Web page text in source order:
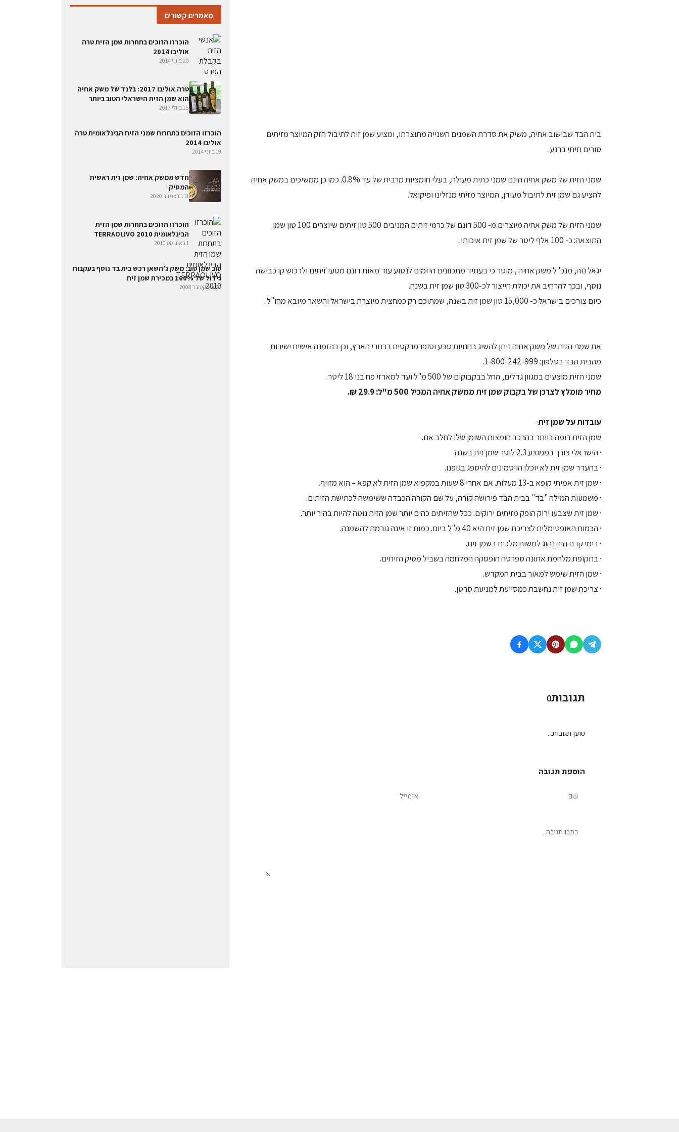
בית הבד שבישוב אחיה, משיק את סדרת השמנים השנייה מתוצרתו, ומציע שמן זית לתיבול חזק המיוצר מזיתים
סורים וזיתי ברנע.
שמני הזית של משק אחיה הינם שמני כתית מעולה, בעלי חומציות מרבית של עד 0.8%. כמו כן ממשיכים במשק אחיה
להציע גם שמן זית לתיבול מעודן, המיוצר מזיתי מנזלינו ופיקואל.
שמני הזית של משק אחיה מיוצרים מ- 500 דונם של כרמי זיתים המניבים 500 טון זיתים שיוצרים 100 טון שמן.
התוצאה: כ- 100 אלף ליטר של שמן זית איכותי.
יגאל נוה, מנכ"ל משק אחיה , מוסר כי בעתיד מתכוונים היזמים לנטוע עוד מאות דונם מטעי זיתים ולרכוש קו כבישה
נוסף, ובכך להרחיב את יכולת הייצור לכ-300 טון שמן זית בשנה.
כיום צורכים בישראל כ- 15,000 טון שמן זית בשנה, שמתוכם רק כמחצית מיוצרת בישראל והשאר מיובא מחו"ל.
את שמני הזית של משק אחיה ניתן להשיג בחנויות טבע וסופרמרקטים ברחבי הארץ, וכן בהזמנה אישית ישירות
מהבית הבד בטלפון: 1-800-242-999.
שמני הזית מוצעים במגוון גדלים, החל בבקבוקים של 500 מ"ל ועד למארזי פח בני 18 ליטר.
מחיר מומלץ לצרכן של בקבוק שמן זית ממשק אחיה המכיל 500 מ"ל: 29.9 ₪.
עובדות על שמן זית·
שמן הזית דומה ביותר בהרכב חומצות השומן שלו לחלב אם.
· הישראלי צורך בממוצע 2.3 ליטר שמן זית בשנה.
· בהעדר שמן זית לא יוכלו הויטמינים להיספג בגופנו.
· שמן זית אמיתי קופא ב-13 מעלות. אם אחרי 8 שעות במקפיא שמן הזית לא קפא – הוא מזויף.
· משמעות המילה "בד" בבית הבד פירושה קורה, על שם הקורה הכבדה ששימשה לכתישת הזיתים.
· שמן זית שצבעו ירוק הופק מזיתים ירוקים. ככל שהזיתים כהים יותר שמן הזית נוטה להיות בהיר יותר.
· הכמות האופטימלית לצריכת שמן זית היא 40 מ"ל ביום. כמות זו אינה גורמת להשמנה.
· בימי קדם היה נהוג למשוח מלכים בשמן זית.
· בתקופת מלחמת אתונה ספרטה הופסקה המלחמה בשביל מסיק הזיתים.
· שמן הזית שימש למאור בבית המקדש.
· צריכת שמן זית נחשבת כמסייעת למניעת סרטן.
תגובות0
טוען תגובות...
הוספת תגובה
מאמרים קשורים
הוכרזו הזוכים בתחרות שמן הזית טרה
אוליבו 2014
20 ביוני 2014
טרה אוליבו 2017: בלנד של משק אחיה
הוא שמן הזית הישראלי הטוב ביותר
15 ביולי 2017
הוכרזו הזוכים בתחרות שמני הזית הבינלאומית טרה
אוליבו 2014
19 ביוני 2014
חדש ממשק אחיה: שמן זית ראשית
המסיק
11 בדצמבר 2020
הוכרזו הזוכים בתחרות שמן הזית
הבינלאומית TERRAOLIVO 2010
1 באוגוסט 2010
טוב שמן טוב: משק ג'השאן רכש בית בד נוסף בעקבות
גידול של 160% במכירת שמן זית
30 באוקטובר 2008